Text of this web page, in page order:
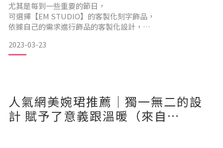
兩個圓牌的點綴 簡單大方～
喜歡簡約風的女孩
尤其是每到一些重要的節日，
可選擇【EM STUDIO】的客製化刻字飾品，
依據自己的需求進行飾品的客製化設計，
以作為紀念自己重要時刻的象徵！ 😍
2023-03-23
人氣網美婉珺推薦｜獨一無二的設
計 賦予了意義跟溫暖（來自